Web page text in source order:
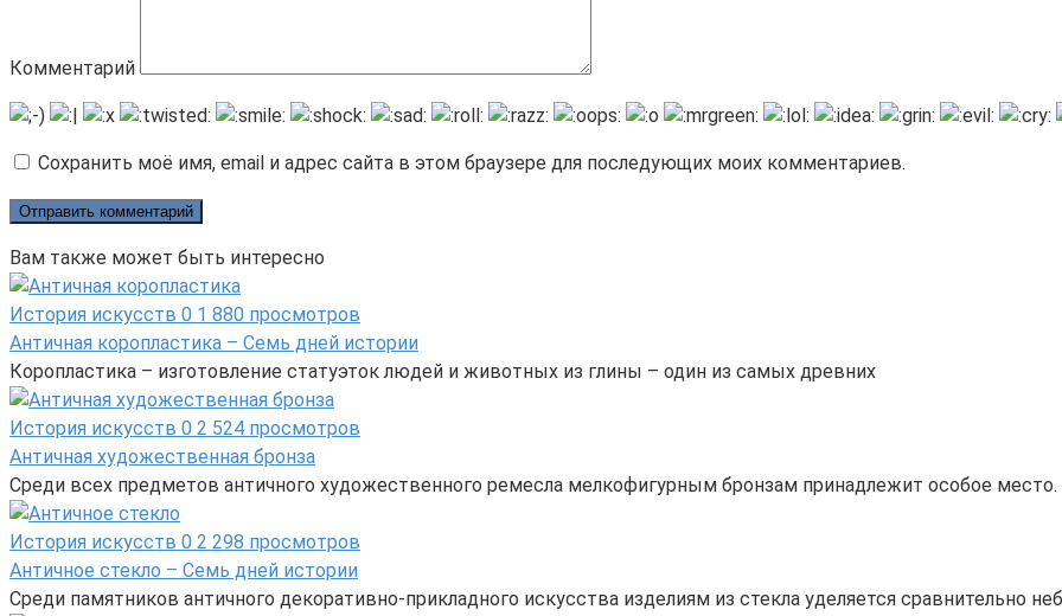
Комментарий
Сохранить моё имя, email и адрес сайта в этом браузере для последующих моих комментариев.
Вам также может быть интересно
История искусств 0 1 880 просмотров
Античная коропластика – Семь дней истории
Коропластика – изготовление статуэток людей и животных из глины – один из самых древних
История искусств 0 2 524 просмотров
Античная художественная бронза
Среди всех предметов античного художественного ремесла мелкофигурным бронзам принадлежит особое
История искусств 0 2 298 просмотров
Античное стекло – Семь дней истории
Среди памятников античного декоративно-прикладного искусства изделиям из стекла уделяется сравнительно